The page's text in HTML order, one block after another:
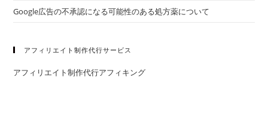
Google広告の不承認になる可能性のある処方薬について
アフィリエイト制作代行サービス
アフィリエイト制作代行アフィキング